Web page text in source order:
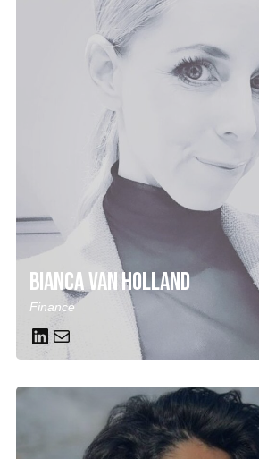
Bianca van Holland
Finance
LinkedIn Mail